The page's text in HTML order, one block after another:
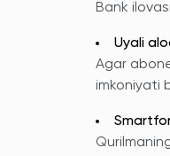
Bank
Uyali
Agar
imkoniyati